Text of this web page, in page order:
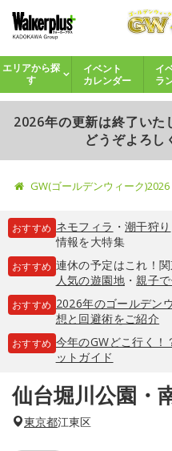
エリアから探
す
イベント
カレンダー
イ
ラ
2026年の更新は終了いた
どうぞよろし
GW(ゴールデンウィーク)2026
おすすめ ネモフィラ ・ 潮干狩り
情報を大特集
おすすめ 連休の予定はこれ！
人気の遊園地・親子
おすすめ 2026年のゴールデン
想と回避術をご紹介
おすすめ 今年のGWどこ行く
ットガイド
仙台堀川公園・
東京都江東区